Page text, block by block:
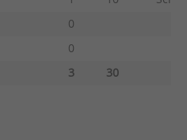
0
0
3
30